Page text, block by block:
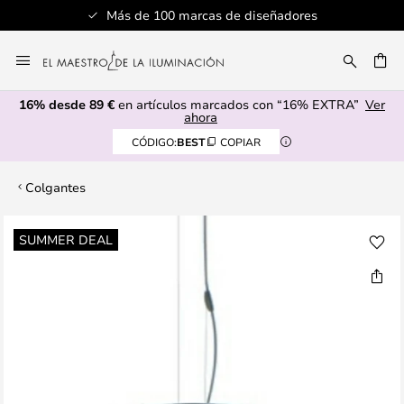
Más de 100 marcas de diseñadores
al
contenido
16% desde 89 € en artículos marcados con “16% EXTRA” Ver
ahora
CÓDIGO:BEST COPIAR
Colgantes
SUMMER DEAL
Saltar
al